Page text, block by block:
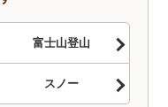
富士山登山
スノー